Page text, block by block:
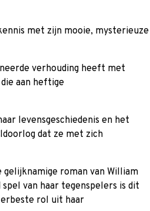
met zijn mooie, mysterieuze
verhouding heeft met
aan heftige
levensgeschiedenis en het
dat ze met zich
roman van William
van haar tegenspelers is dit
rol uit haar